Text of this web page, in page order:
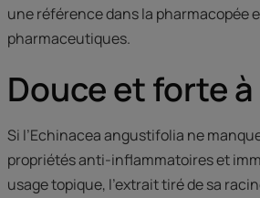
une référence dans la pharmacopée
pharmaceutiques.
Douce et forte
Si l’Echinacea angustifolia ne
propriétés anti-inflammatoires et
usage topique, l’extrait tiré de sa